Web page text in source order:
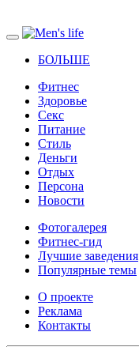
БОЛЬШЕ
Фитнес
Здоровье
Секс
Питание
Стиль
Деньги
Отдых
Персона
Новости
Фотогалерея
Фитнес-гид
Лучшие заведения
Популярные темы
О проекте
Реклама
Контакты